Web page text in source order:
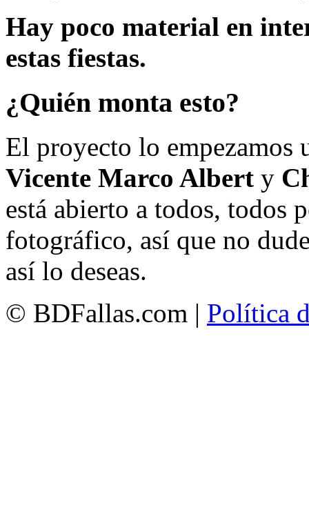
Hay poco material en
estas fiestas.
¿Quién monta esto?
El proyecto lo empezamos
Vicente Marco Albert y
está abierto a todos, todos
fotográfico, así que no
así lo deseas.
© BDFallas.com | Política